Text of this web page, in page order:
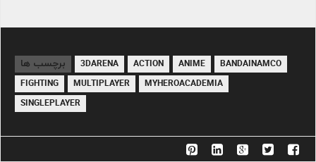
برچسب ها 3DARENA ACTION ANIME
BANDAINAMCO
FIGHTING
MULTIPLAYER
MYHEROACADEMIA
SINGLEPLAYER